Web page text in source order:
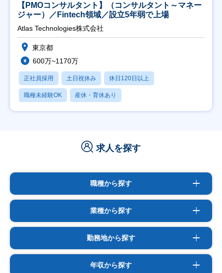
【PMOコンサルタント】（コンサルタント～マネー
ジャー）／Fintech領域／設立5年弱で上場
Atlas Technologies株式会社
東京都
600万~1170万
正社員採用 土日祝休み 休日120日以上
職種未経験OK 産休・育休あり
求人を探す
職種から探す
業種から探す
勤務地から探す
年収から探す